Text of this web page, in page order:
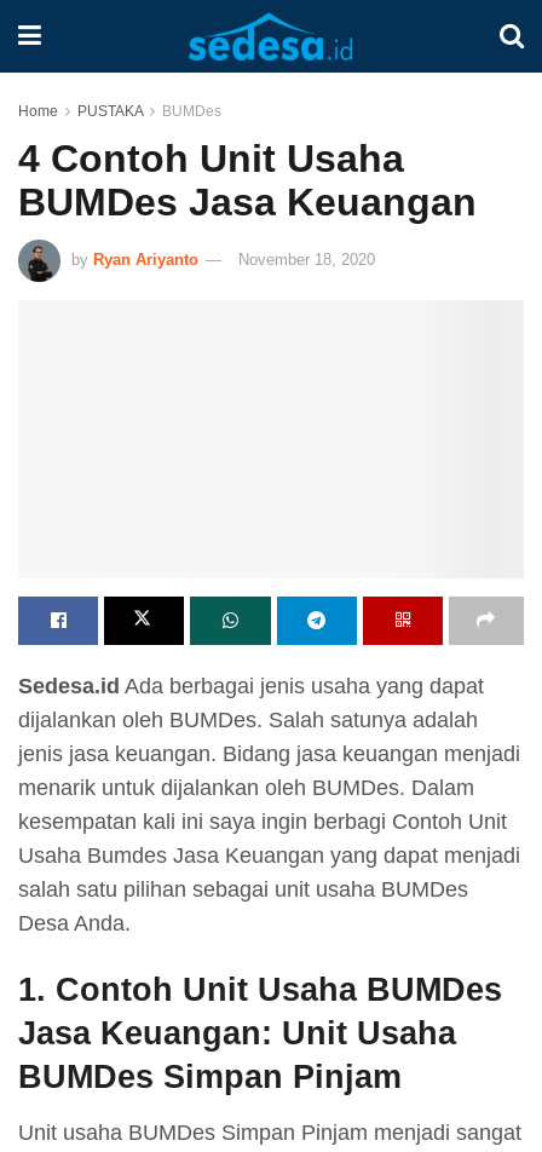
Home PUSTAKA BUMDes
4 Contoh Unit Usaha
BUMDes Jasa Keuangan
by Ryan Ariyanto November 18, 2020
Sedesa.id Ada berbagai jenis usaha yang dapat
dijalankan oleh BUMDes. Salah satunya adalah
jenis jasa keuangan. Bidang jasa keuangan menjadi
menarik untuk dijalankan oleh BUMDes. Dalam
kesempatan kali ini saya ingin berbagi Contoh Unit
Usaha Bumdes Jasa Keuangan yang dapat menjadi
salah satu pilihan sebagai unit usaha BUMDes
Desa Anda.
1. Contoh Unit Usaha BUMDes
Jasa Keuangan: Unit Usaha
BUMDes Simpan Pinjam
Unit usaha BUMDes Simpan Pinjam menjadi sangat